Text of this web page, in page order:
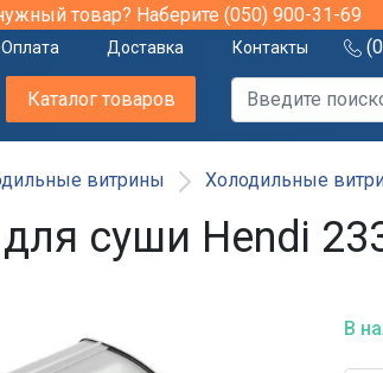
товар? Наберите (050) 900-31-69
Оплата Доставка Контакты
Каталог товаров
витрины Холодильные
суши Hendi
В